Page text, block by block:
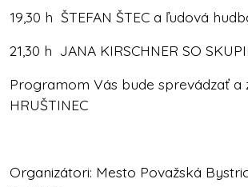
19,30 h ŠTEFAN ŠTEC a ľudová
21,30 h JANA KIRSCHNER SO
Programom Vás bude sprevádzať a
HRUŠTINEC
Organizátori: Mesto Považská